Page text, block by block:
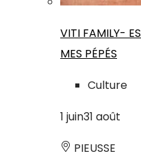
VITI FAMILY-
MES PÉPÉS
Culture
1 juin31 août
PIEUSSE